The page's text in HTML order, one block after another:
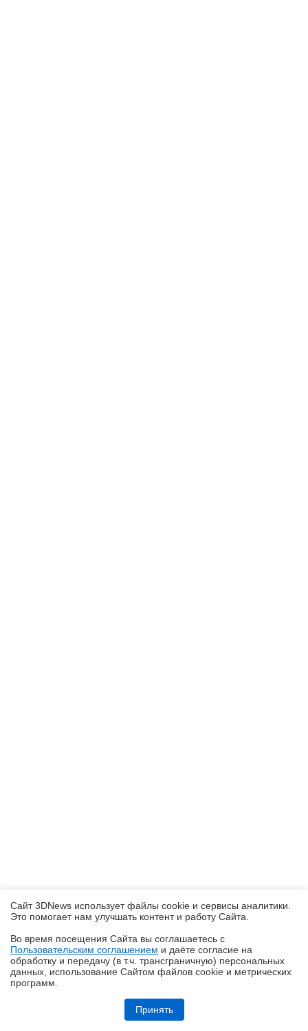
Обзор ноутбука HONOR MagicBook 16 2026 (LHC-X) на платформе
Сайт 3DNews использует файлы cookie и сервисы аналитики.
Это помогает нам улучшать контент и работу Cайта.
Во время посещения Cайта вы соглашаетесь с
Пользовательским соглашением и даёте согласие на
обработку и передачу (в т.ч. трансграничную) персональных
данных, использование Cайтом файлов cookie и метрических
программ.
Принять